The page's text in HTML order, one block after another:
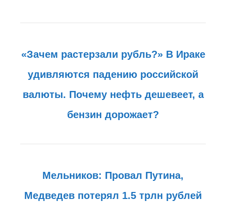
«Зачем растерзали рубль?» В Ираке
удивляются падению российской
валюты. Почему нефть дешевеет, а
бензин дорожает?
Мельников: Провал Путина,
Медведев потерял 1.5 трлн рублей